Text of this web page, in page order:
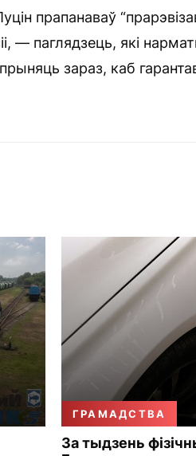
прапанаваў
— паглядзець, які
зараз, каб
ГРАМАДСТВА
За тыдзень